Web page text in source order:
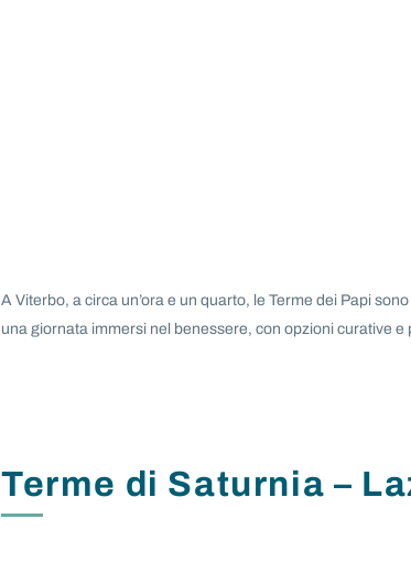
A Viterbo, a circa un’ora e un quarto, le Terme dei Papi
una giornata immersi nel benessere, con opzioni curative
Terme di Saturnia –